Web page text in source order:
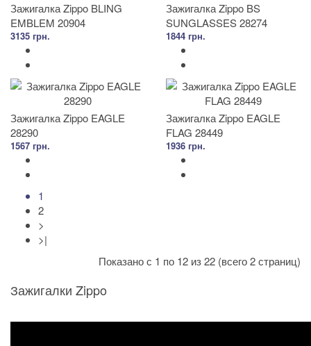
Зажигалка Zippo BLING
EMBLEM 20904
3135 грн.
Зажигалка Zippo BS
SUNGLASSES 28274
1844 грн.
Зажигалка Zippo EAGLE
28290
1567 грн.
Зажигалка Zippo EAGLE
FLAG 28449
1936 грн.
1
2
>
>|
Показано с 1 по 12 из 22 (всего 2 страниц)
Зажигалки Zippo